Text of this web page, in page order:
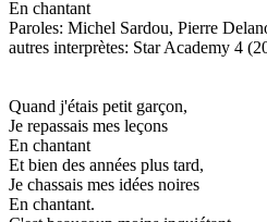
En chantant
Paroles: Michel Sardou, Pierre
autres interprètes: Star Academy 4
Quand j'étais petit garçon,
Je repassais mes leçons
En chantant
Et bien des années plus tard,
Je chassais mes idées noires
En chantant.